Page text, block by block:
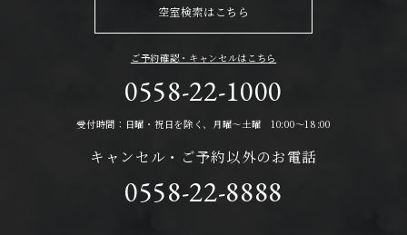
空室検索はこちら
ご予約確認・キャンセルはこちら
0558-22-1000
受付時間：日曜・祝日を除く、月曜～土曜 10:00～18:00
キャンセル・ご予約以外のお電話
0558-22-8888